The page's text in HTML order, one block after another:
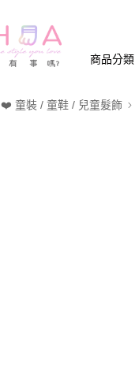
商品分類
❤️ 童裝 / 童鞋 / 兒童髮飾